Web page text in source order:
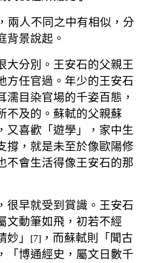
兩人不同之中有相似，分
背景說起。
大分別。王安石的父親王
方任官過。年少的王安石
濡目染官場的千姿百態，
不及的。蘇軾的父親蘇
又喜歡「遊學」，家中生
撐，就是未至於像歐陽修
不會生活得像王安石的那
很早就受到賞識。王安石
文動筆如飛，初若不經
」
[7] ，而蘇軾則「聞古
「博通經史，屬文日數千